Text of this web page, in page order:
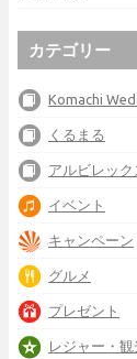
カテゴリー
Komachi
くるまる
アルビレック
イベント
キャンペーン
グルメ
プレゼント
レジャー・観